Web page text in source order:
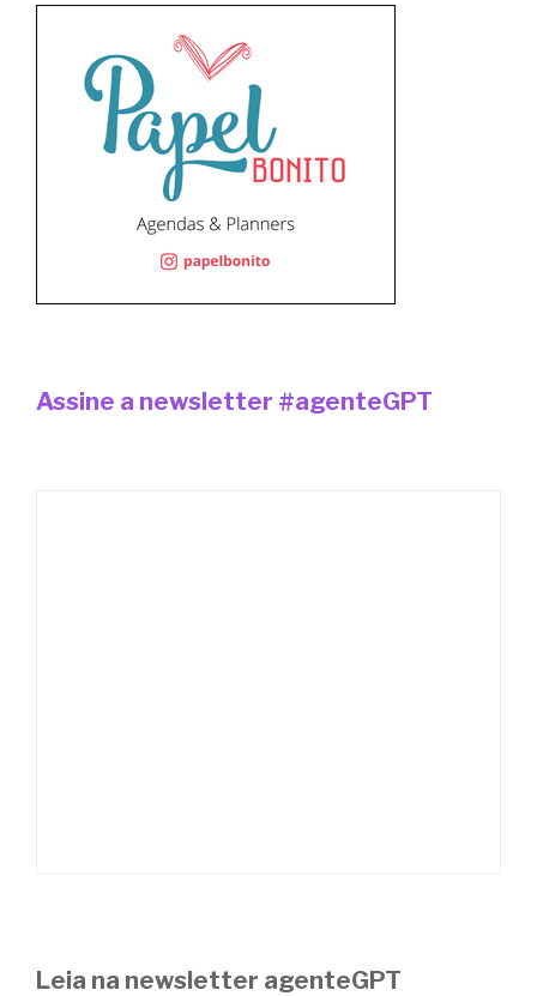
Assine a newsletter #agenteGPT
Leia na newsletter agenteGPT